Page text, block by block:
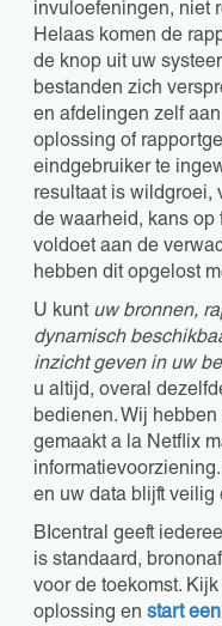
invuloefeningen, niet
Helaas komen de
de knop uit uw
bestanden zich
en afdelingen zelf
oplossing of
eindgebruiker te
resultaat is wildgroei,
de waarheid, kans
voldoet aan de
hebben dit opgelost
U kunt uw bronnen,
dynamisch b
inzicht geven in uw
u altijd, overal
bedienen. Wij
gemaakt a la Netflix
en uw data blijft veilig
BIcentral geeft
is standaard,
voor de toekomst.
oplossing en start